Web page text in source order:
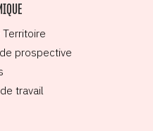
prospective
travail